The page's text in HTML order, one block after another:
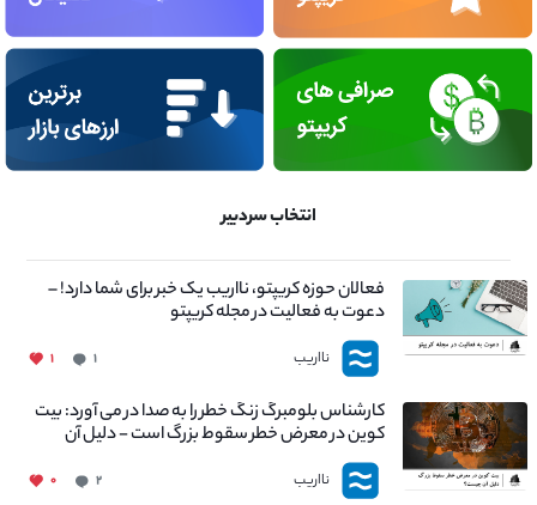
انتخاب سردبیر
فعالان حوزه کریپتو، نااریب یک خبر برای شما دارد! –
دعوت به فعالیت در مجله کریپتو
نااریب ۱ ۱
کارشناس بلومبرگ زنگ خطر را به صدا در می آورد: بیت
کوین در معرض خطر سقوط بزرگ است - دلیل آن
چیست؟
نااریب ۲ ۰